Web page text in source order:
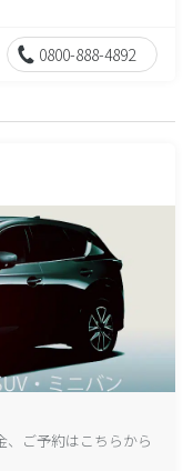
0800-888-4892
、ご予約はこちらから